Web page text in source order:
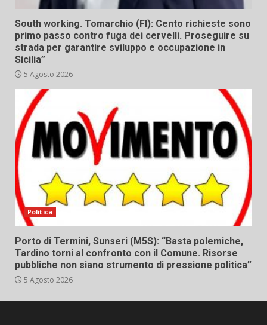
South working. Tomarchio (FI): Cento richieste sono
primo passo contro fuga dei cervelli. Proseguire su
strada per garantire sviluppo e occupazione in
Sicilia”
5 Agosto 2026
Politica
Porto di Termini, Sunseri (M5S): “Basta polemiche,
Tardino torni al confronto con il Comune. Risorse
pubbliche non siano strumento di pressione politica”
5 Agosto 2026